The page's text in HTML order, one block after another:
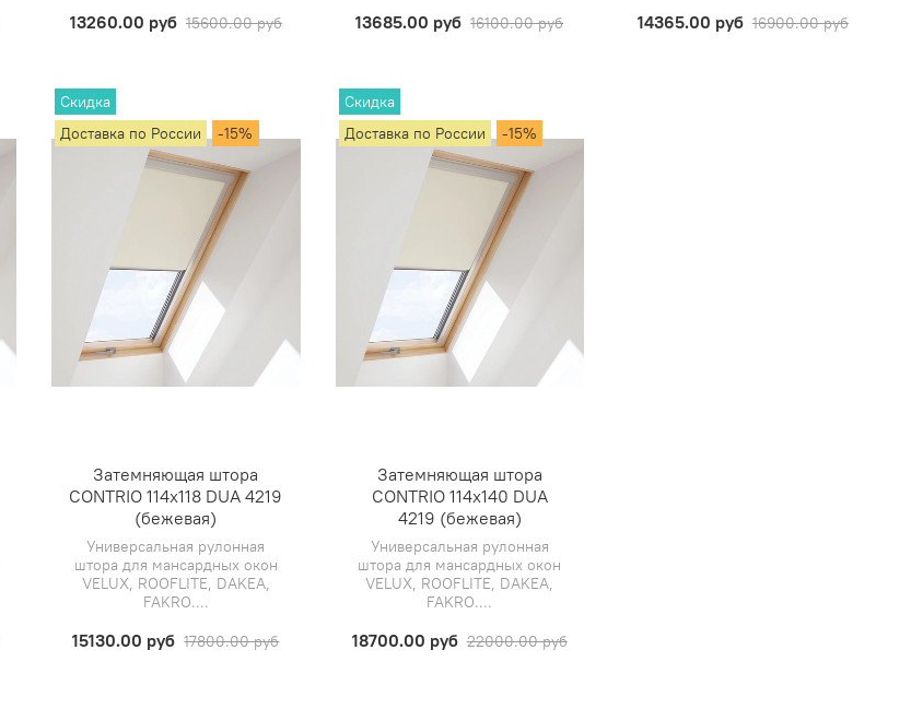
13260.00 руб 15600.00 руб 13685.00 руб 16100.00 руб 14365.00 руб 16900.00 руб
Скидка
Доставка по России
-15%
Затемняющая штора
CONTRIO 114х118 DUA 4219
(бежевая)
Универсальная рулонная
штора для мансардных окон
VELUX, ROOFLITE, DAKEA,
FAKRO....
15130.00 руб 17800.00 руб
Скидка
Доставка по России
-15%
Затемняющая штора
CONTRIO 114х140 DUA
4219 (бежевая)
Универсальная рулонная
штора для мансардных окон
VELUX, ROOFLITE, DAKEA,
FAKRO....
18700.00 руб 22000.00 руб